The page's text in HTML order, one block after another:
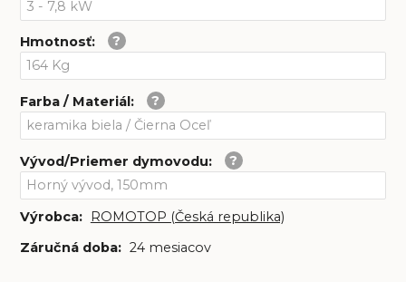
Hmotnosť:
Farba / Materiál:
Vývod/Priemer dymovodu:
Výrobca:
ROMOTOP (Česká republika)
Záručná doba: 24 mesiacov